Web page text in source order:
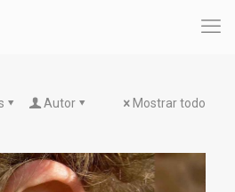
Autor Mostrar todo